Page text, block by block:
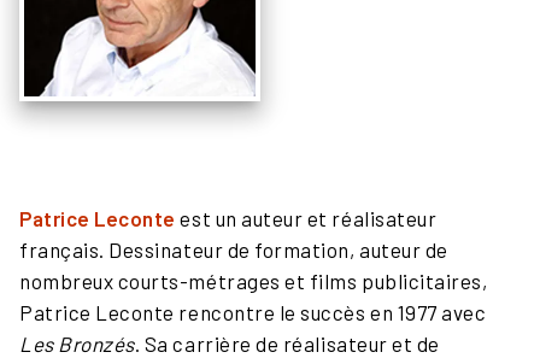
Patrice Leconte est un auteur et réalisateur
français. Dessinateur de formation, auteur de
nombreux courts-métrages et films publicitaires,
Patrice Leconte rencontre le succès en 1977 avec
Les Bronzés. Sa carrière de réalisateur et de